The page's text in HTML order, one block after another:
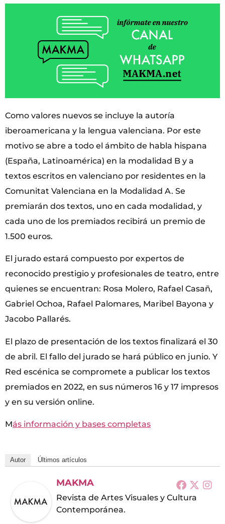
Como valores nuevos se incluye la autoría
iberoamericana y la lengua valenciana. Por este
motivo se abre a todo el ámbito de habla hispana
(España, Latinoamérica) en la modalidad B y a
textos escritos en valenciano por residentes en la
Comunitat Valenciana en la Modalidad A. Se
premiarán dos textos, uno en cada modalidad, y
cada uno de los premiados recibirá un premio de
1.500 euros.
El jurado estará compuesto por expertos de
reconocido prestigio y profesionales de teatro, entre
quienes se encuentran: Rosa Molero, Rafael Casañ,
Gabriel Ochoa, Rafael Palomares, Maribel Bayona y
Jacobo Pallarés.
El plazo de presentación de los textos finalizará el 30
de abril. El fallo del jurado se hará público en junio. Y
Red escénica se compromete a publicar los textos
premiados en 2022, en sus números 16 y 17 impresos
y en su versión online.
Más información y bases completas
Autor Últimos artículos
MAKMA
Revista de Artes Visuales y Cultura
Contemporánea.